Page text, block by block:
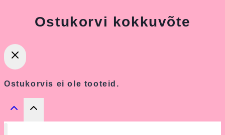
Ostukorvi kokkuvõte
Ostukorvis ei ole tooteid.